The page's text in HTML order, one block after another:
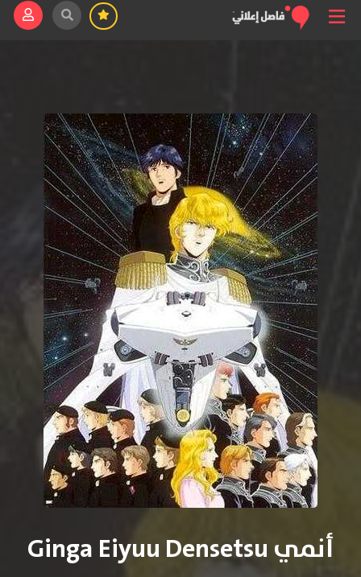
أنمي Ginga Eiyuu Densetsu